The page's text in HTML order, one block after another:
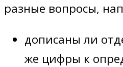
разные вопросы,
дописаны ли
же цифры к